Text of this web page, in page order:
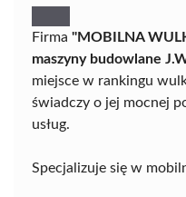
Firma "MOBILNA
maszyny budowlane
miejsce w rankingu
świadczy o jej mocnej
usług.
Specjalizuje się w